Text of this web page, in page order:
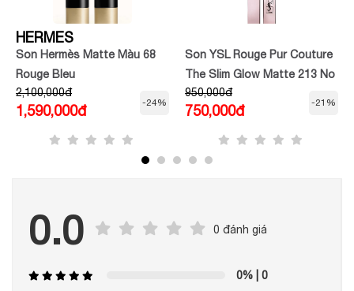
HERMES
Son Hermès Matte Màu 68
Rouge Bleu
2,100,000đ
1,590,000đ
-24%
Son YSL Rouge Pur Couture
The Slim Glow Matte 213 No
Taboo Chili
950,000đ
750,000đ
-21%
0.0 0 đánh giá
0% | 0